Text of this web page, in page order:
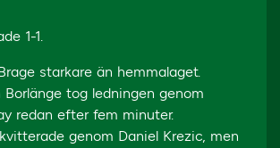
1-1.
starkare än hemmalaget.
tog ledningen genom
redan efter fem minuter.
genom Daniel Krezic, men